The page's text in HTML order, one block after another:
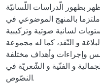
بظهور الّدراسات اللّسانيّة .
بالمنهج الموضوعي في
لسانية صوتية وتركيبية
و النّقد، كما له مجموعة
وإجراءات وأهداف مختلفة.
و الفنّية و الشّعريّة في
النصّوص.